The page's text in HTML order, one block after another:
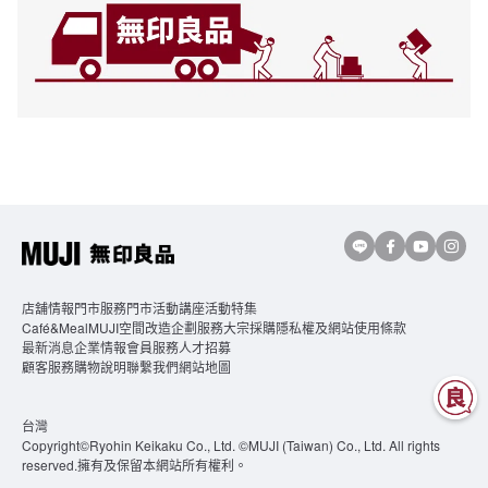
台灣
Copyright©Ryohin Keikaku Co., Ltd. ©MUJI (Taiwan) Co., Ltd. All rights
reserved.擁有及保留本網站所有權利。
店舖情報門市服務門市活動講座活動特集
Café&MealMUJI空間改造企劃服務大宗採購隱私權及網站使用條款
最新消息企業情報會員服務人才招募
顧客服務購物說明聯繫我們網站地圖